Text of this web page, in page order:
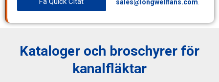
sales@longwellfans.com
Kataloger och broschyrer för
kanalfläktar